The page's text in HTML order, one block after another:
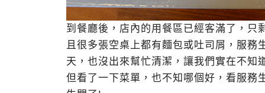
到餐廳後，店內的用餐區已經客滿了，只
且很多張空桌上都有麵包或吐司屑，服務
天，也沒出來幫忙清潔，讓我們實在不
但看了一下菜單，也不知哪個好，看服務